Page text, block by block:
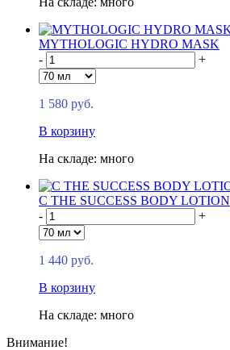
MYTHOLOGIC HYDRO MASK
-
+
1 580 руб.
В корзину
На складе: много
C THE SUCCESS BODY LOTION
-
+
1 440 руб.
В корзину
На складе: много
Внимание!